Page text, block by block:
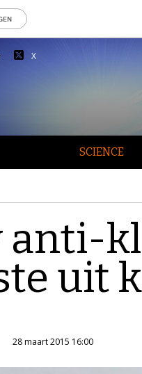
X
SCIENCE
anti-
uit
28 maart 2015 16:00